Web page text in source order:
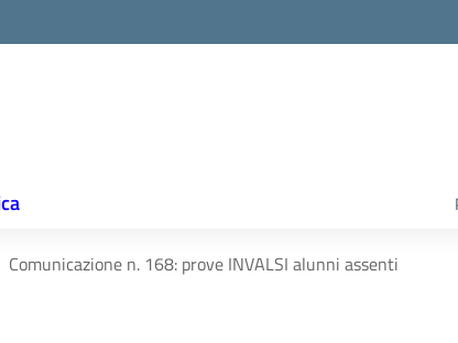
Comunicazione n. 168: prove INVALSI alunni assenti